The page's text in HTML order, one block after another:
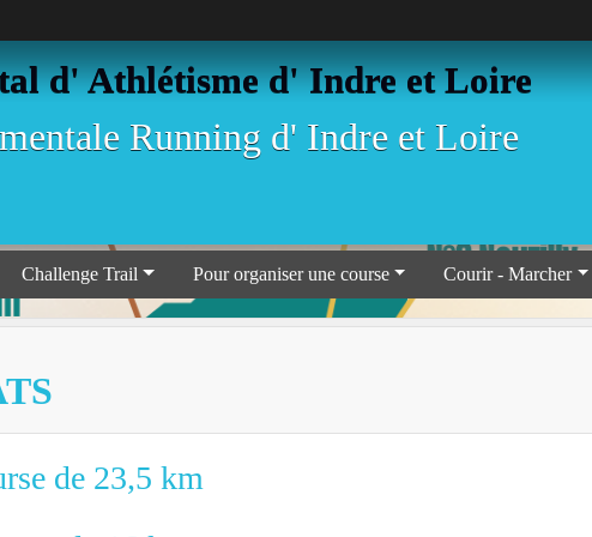
d' Athlétisme d' Indre et Loire
Running d' Indre et Loire
Challenge Trail Pour organiser une course Courir - Marcher
de 23,5 km